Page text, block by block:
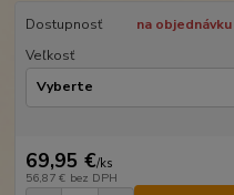
Dostupnosť
na objednávku
Veľkosť
69,95 €/ks
56,87 € bez DPH